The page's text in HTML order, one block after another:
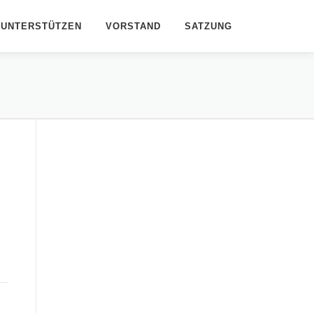
UNTERSTÜTZEN VORSTAND SATZUNG